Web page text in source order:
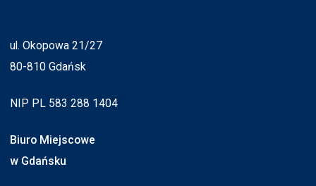
ul. Okopowa 21/27
80-810 Gdańsk
NIP PL 583 288 1404
Biuro Miejscowe
w Gdańsku